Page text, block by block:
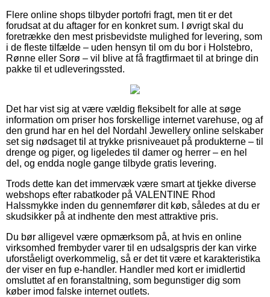
Flere online shops tilbyder portofri fragt, men tit er det
forudsat at du aftager for en konkret sum. I øvrigt skal du
foretrække den mest prisbevidste mulighed for levering, som
i de fleste tilfælde – uden hensyn til om du bor i Holstebro,
Rønne eller Sorø – vil blive at få fragtfirmaet til at bringe din
pakke til et udleveringssted.
Det har vist sig at være vældig fleksibelt for alle at søge
information om priser hos forskellige internet varehuse, og af
den grund har en hel del Nordahl Jewellery online selskaber
set sig nødsaget til at trykke prisniveauet på produkterne – til
drenge og piger, og ligeledes til damer og herrer – en hel
del, og endda nogle gange tilbyde gratis levering.
Trods dette kan det immervæk være smart at tjekke diverse
webshops efter rabatkoder på VALENTINE Rhod
Halssmykke inden du gennemfører dit køb, således at du er
skudsikker på at indhente den mest attraktive pris.
Du bør alligevel være opmærksom på, at hvis en online
virksomhed frembyder varer til en udsalgspris der kan virke
uforståeligt overkommelig, så er det tit være et karakteristika
der viser en fup e-handler. Handler med kort er imidlertid
omsluttet af en foranstaltning, som begunstiger dig som
køber imod falske internet outlets.